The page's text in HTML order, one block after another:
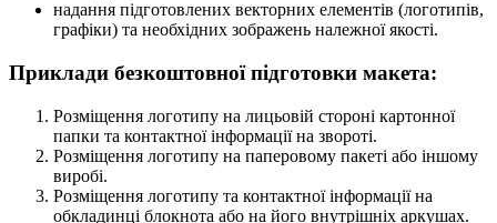
надання підготовлених векторних елементів (логотипів,
графіки) та необхідних зображень належної якості.
Приклади безкоштовної підготовки макета:
Розміщення логотипу на лицьовій стороні картонної
папки та контактної інформації на звороті.
Розміщення логотипу на паперовому пакеті або іншому
виробі.
Розміщення логотипу та контактної інформації на
обкладинці блокнота або на його внутрішніх аркушах.